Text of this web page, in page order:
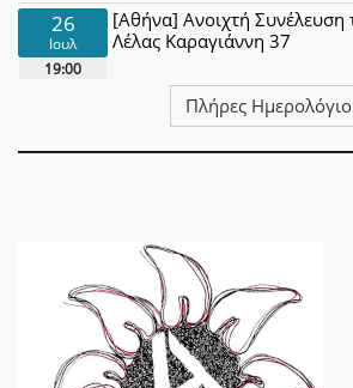
26
Ιουλ
19:00
[Αθήνα] Ανοιχτή Συνέλευση
Λέλας Καραγιάννη 37
Πλήρες Ημερολόγιο